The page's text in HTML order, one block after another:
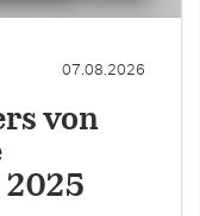
07.08.2026
von